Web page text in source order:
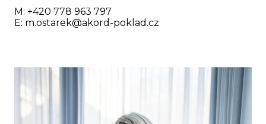
M: +420 778 963 797
E: m.ostarek@akord-poklad.cz